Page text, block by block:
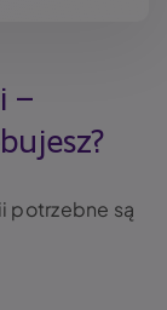
–
potrzebne są